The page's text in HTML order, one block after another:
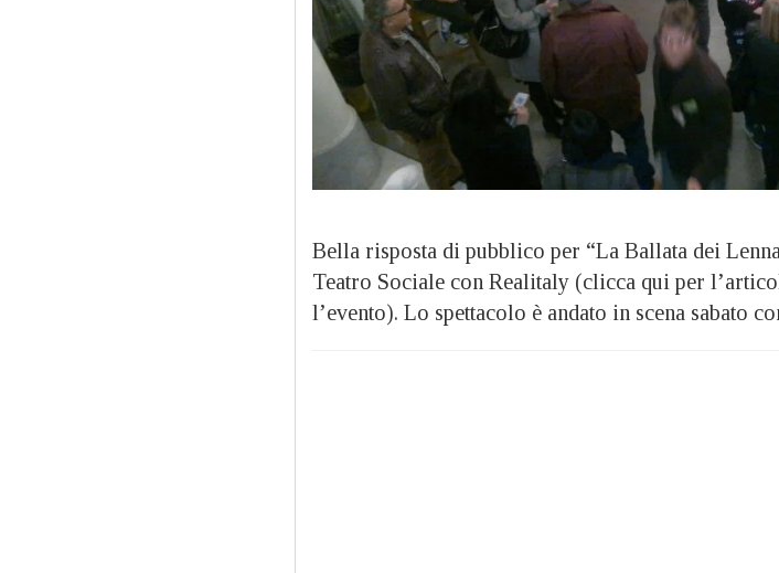
Bella risposta di pubblico per “La Ballata dei
Teatro Sociale con Realitaly (clicca qui per
l’evento). Lo spettacolo è andato in scena sabato